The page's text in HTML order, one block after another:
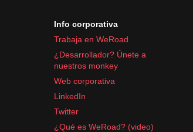
Info corporativa
Trabaja en WeRoad
¿Desarrollador? Únete a
nuestros monkey
Web corporativa
LinkedIn
Twitter
¿Qué es WeRoad? (video)